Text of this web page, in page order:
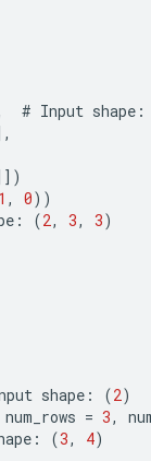
# Input shape :
,
)
1 , 0))
: (2, 3, 3)
shape : (2)
num_rows = 3,
: (3, 4)